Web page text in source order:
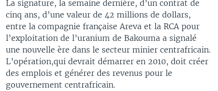
recherche
FOCUS SAHEL
REPORTAGES
VOUS + NOUS
CARNET DE SANTÉ
LE MONDE AU FÉMININ
L'AMÉRIQUE ET VOUS
DIALOGUE DES RELIGIONS
RM SHOW
LINGALA
SANGO
SUIVEZ-NOUS
Langues
La signature, la semaine dernière, d’un contrat de
cinq ans, d’une valeur de 42 millions de dollars,
entre la compagnie française Areva et la RCA pour
l’exploitation de l’uranium de Bakouma a signalé
une nouvelle ère dans le secteur minier centrafricain.
L’opération,qui devrait démarrer en 2010, doit créer
des emplois et générer des revenus pour le
gouvernement centrafricain.